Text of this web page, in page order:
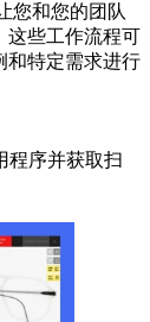
您和您的团队
这些工作流程可
和特定需求进行
程序并获取扫